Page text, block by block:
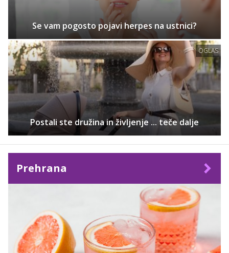
Se vam pogosto pojavi herpes na ustnici?
OGLAS
Postali ste družina in življenje ... teče dalje
Prehrana